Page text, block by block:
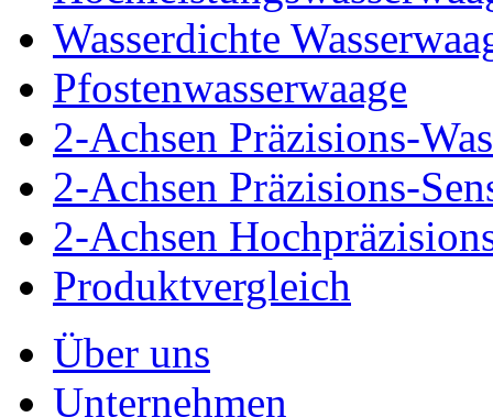
Wasserdichte
Pfostenwasserwaage
2-Achsen Präzisions-
2-Achsen Präzisions-
2-Achsen
Produktvergleich
Über uns
Unternehmen